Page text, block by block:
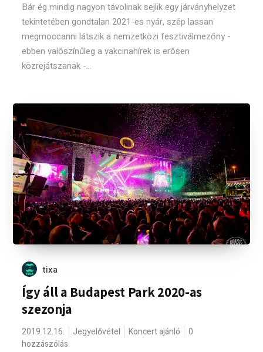
Bár ég mindig nagyon távolinak sejlik egy járványhelyzet
tekintetében gondtalan 2021-es nyár, szép lassan
megmoccanni látszik a nemzetközi fesztiválmezőny -
ebben valószínűleg a vakcinahírek is erősen
közrejátszanak -...
tixa
Így áll a Budapest Park 2020-as
szezonja
2019.12.16. Jegyelővétel Koncert ajánló
0
hozzászólás